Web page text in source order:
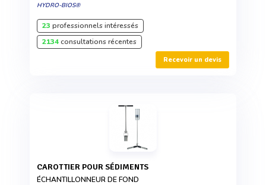
HYDRO-BIOS®
23 professionnels intéressés
2134consultations récentes
Recevoir un devis
CAROTTIER POUR SÉDIMENTS
ÉCHANTILLONNEUR DE FOND